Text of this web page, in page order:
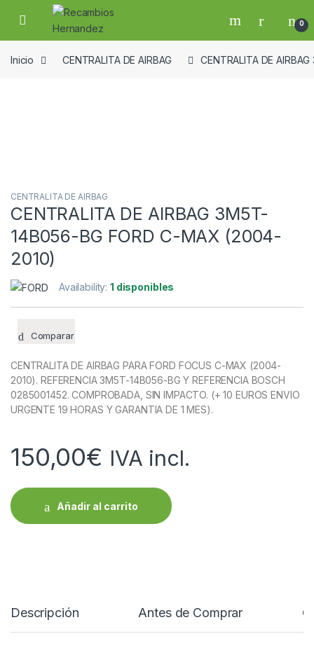
Skip to navigation
Skip to content
Open 0
Inicio CENTRALITA DE AIRBAG CENTRALITA DE
CENTRALITA DE AIRBAG
CENTRALITA DE AIRBAG 3M5T-
14B056-BG FORD C-MAX (2004-
2010)
Availability:1 disponibles
Comparar
CENTRALITA DE AIRBAG PARA FORD FOCUS C-MAX (2004-
2010). REFERENCIA 3M5T-14B056-BG Y REFERENCIA BOSCH
0285001452. COMPROBADA, SIN IMPACTO. (+ 10 EUROS ENVIO
URGENTE 19 HORAS Y GARANTIA DE 1 MES).
150,00€ IVA incl.
Añadir al carrito
Descripción Antes de Comprar